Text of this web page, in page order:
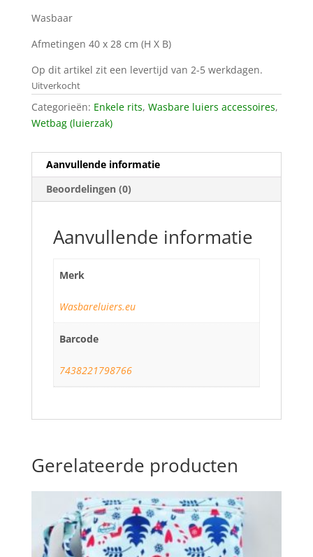
Wasbaar
Afmetingen 40 x 28 cm (H X B)
Op dit artikel zit een levertijd van 2-5 werkdagen.
Uitverkocht
Categorieën: Enkele rits, Wasbare luiers accessoires,
Wetbag (luierzak)
Aanvullende informatie
Beoordelingen (0)
Aanvullende informatie
Merk
Wasbareluiers.eu
Barcode
7438221798766
Gerelateerde producten